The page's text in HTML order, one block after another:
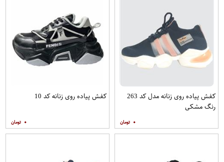
کفش پیاده روی زنانه مدل کد 263
رنگ مشکی
۰
کفش پیاده روی زنانه کد 10
۰